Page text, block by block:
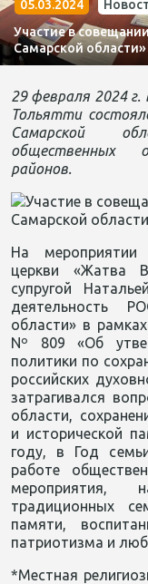
05.03.2024
Участие в
Самарской области»
29 февраля 2024 г.
Тольятти
Самарской
общественных
районов.
На мероприятии
церкви «Жатва
супругой
деятельность
области» в
Nº 809 «Об
политики по
российских
затрагивался
области,
и исторической
году, в Год
работе
мероприятия,
традиционных
памяти,
патриотизма и
*Местная